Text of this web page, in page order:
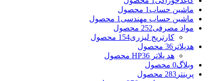
ماشین حساب 1 محصول
ماشین حساب مهندسی 1 محصول
مواد مصرفی252 محصول
کارتریج لیزری154 محصول
هدپلاتر 36 محصول
هد پلاتر HP 36 محصول
وبلاگ0 محصول
پرینتر 283 محصول